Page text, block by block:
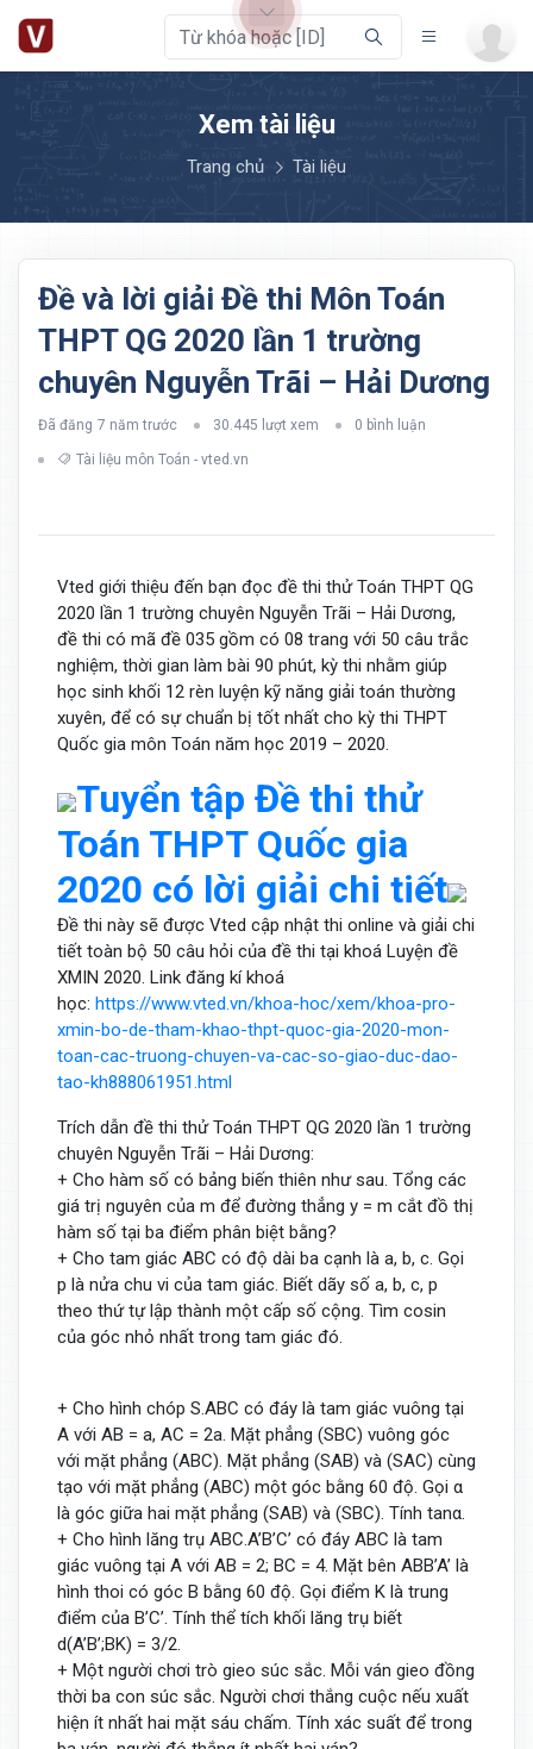
Xem tài liệu
Trang chủ Tài liệu
Đề và lời giải Đề thi Môn Toán
THPT QG 2020 lần 1 trường
chuyên Nguyễn Trãi – Hải Dương
Đã đăng 7 năm trước 30.445 lượt xem 0 bình luận
Tài liệu môn Toán - vted.vn
Vted giới thiệu đến bạn đọc đề thi thử Toán THPT QG
2020 lần 1 trường chuyên Nguyễn Trãi – Hải Dương,
đề thi có mã đề 035 gồm có 08 trang với 50 câu trắc
nghiệm, thời gian làm bài 90 phút, kỳ thi nhằm giúp
học sinh khối 12 rèn luyện kỹ năng giải toán thường
xuyên, để có sự chuẩn bị tốt nhất cho kỳ thi THPT
Quốc gia môn Toán năm học 2019 – 2020.
Tuyển tập Đề thi thử
Toán THPT Quốc gia
2020 có lời giải chi tiết
Đề thi này sẽ được Vted cập nhật thi online và giải chi
tiết toàn bộ 50 câu hỏi của đề thi tại khoá Luyện đề
XMIN 2020. Link đăng kí khoá
học: https://www.vted.vn/khoa-hoc/xem/khoa-pro-
xmin-bo-de-tham-khao-thpt-quoc-gia-2020-mon-
toan-cac-truong-chuyen-va-cac-so-giao-duc-dao-
tao-kh888061951.html
Trích dẫn đề thi thử Toán THPT QG 2020 lần 1 trường
chuyên Nguyễn Trãi – Hải Dương:
+ Cho hàm số có bảng biến thiên như sau. Tổng các
giá trị nguyên của m để đường thẳng y = m cắt đồ thị
hàm số tại ba điểm phân biệt bằng?
+ Cho tam giác ABC có độ dài ba cạnh là a, b, c. Gọi
p là nửa chu vi của tam giác. Biết dãy số a, b, c, p
theo thứ tự lập thành một cấp số cộng. Tìm cosin
của góc nhỏ nhất trong tam giác đó.
+ Cho hình chóp S.ABC có đáy là tam giác vuông tại
A với AB = a, AC = 2a. Mặt phẳng (SBC) vuông góc
với mặt phẳng (ABC). Mặt phẳng (SAB) và (SAC) cùng
tạo với mặt phẳng (ABC) một góc bằng 60 độ. Gọi α
là góc giữa hai mặt phẳng (SAB) và (SBC). Tính tanα.
+ Cho hình lăng trụ ABC.A’B’C’ có đáy ABC là tam
giác vuông tại A với AB = 2; BC = 4. Mặt bên ABB’A’ là
hình thoi có góc B bằng 60 độ. Gọi điểm K là trung
điểm của B’C’. Tính thể tích khối lăng trụ biết
d(A’B’;BK) = 3/2.
+ Một người chơi trò gieo súc sắc. Mỗi ván gieo đồng
thời ba con súc sắc. Người chơi thắng cuộc nếu xuất
hiện ít nhất hai mặt sáu chấm. Tính xác suất để trong